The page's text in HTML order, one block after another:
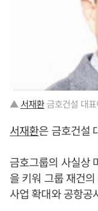
▲서재환금호건설 대
서재환은 금호건설
금호그룹의 사실상
을 키워 그룹 재건
사업 확대와 공항공